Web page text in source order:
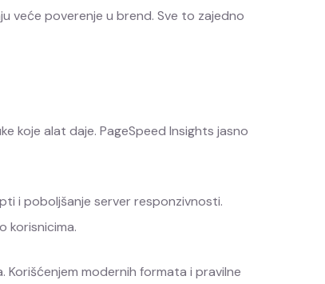
veće poverenje u brend. Sve to zajedno
koje alat daje. PageSpeed Insights jasno
i poboljšanje server responzivnosti.
korisnicima.
Korišćenjem modernih formata i pravilne